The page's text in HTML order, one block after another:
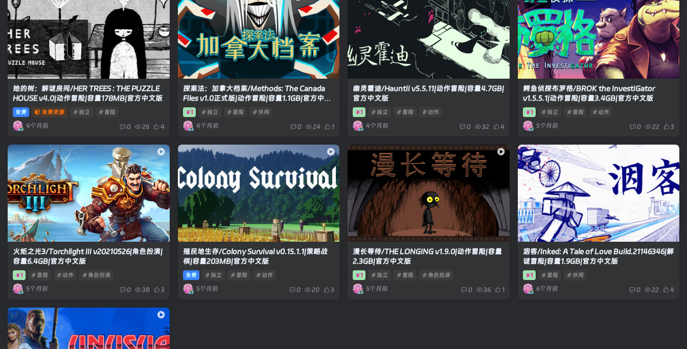
她的树：解谜房间/HER TREES : THE PUZZLE
HOUSE v4.0|动作冒险|容量178MB|官方中文版
免费 免费资源 # 独立 # 冒险
4个月前 0 26 4
探案法：加拿大档案/Methods: The Canada
Files v1.0正式版|动作冒险|容量1.1GB|官方中文
版
￥1 # 独立 # 冒险 # 休闲
4个月前 0 24 1
幽灵霍迪/Hauntii v5.5.11|动作冒险|容量4.7GB|
官方中文版
￥1 # 独立 # 冒险 # 动作
4个月前 0 32 4
鳄鱼侦探布罗格/BROK the InvestiGator
v1.5.5.1|动作冒险|容量3.4GB|官方中文版
￥1 # 独立 # 冒险 # 动作
5个月前 0 22 3
火炬之光3/Torchlight III v20210526|角色扮演|
容量6.4GB|官方中文版
￥1 # 冒险 # 动作 # 角色扮演
5个月前 0 38 3
殖民地生存/Colony Survival v0.15.1.1|策略战
棋|容量203MB|官方中文版
免费 # 独立 # 冒险 # 动作
5个月前 0 20 3
漫长等待/THE LONGING v1.9.0|动作冒险|容量
2.3GB|官方中文版
￥1 # 独立 # 冒险 # 角色扮演
5个月前 0 36 1
洇客/Inked: A Tale of Love Build.21146346|解
谜冒险|容量1.9GB|官方中文版
￥1 # 冒险 # 休闲
6个月前 0 22 4